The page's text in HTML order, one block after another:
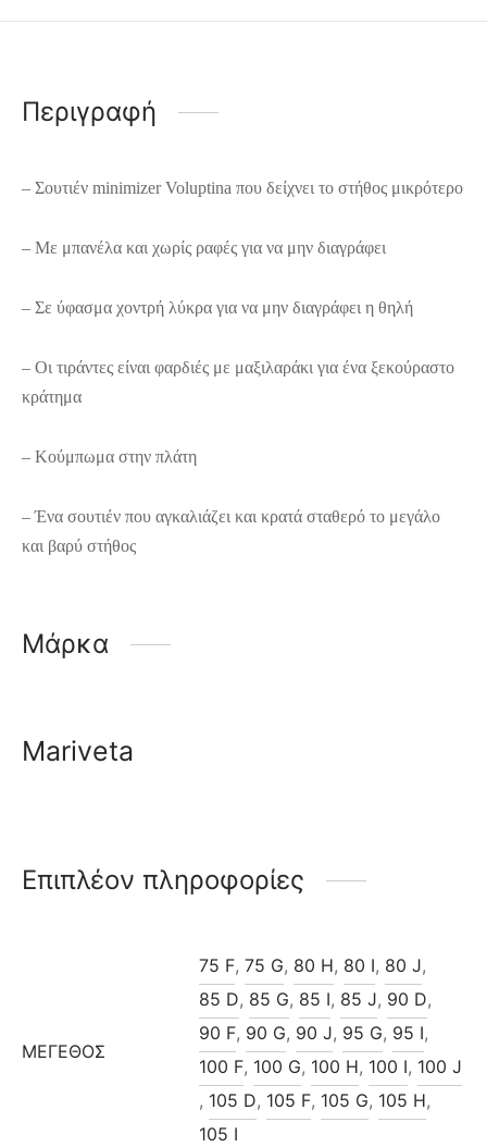
Περιγραφή
– Σουτιέν minimizer Voluptina που δείχνει το στήθος μικρότερο
– Με μπανέλα και χωρίς ραφές για να μην διαγράφει
– Σε ύφασμα χοντρή λύκρα για να μην διαγράφει η θηλή
– Οι τιράντες είναι φαρδιές με μαξιλαράκι για ένα ξεκούραστο
κράτημα
– Κούμπωμα στην πλάτη
– Ένα σουτιέν που αγκαλιάζει και κρατά σταθερό το μεγάλο
και βαρύ στήθος
Μάρκα
Mariveta
Επιπλέον πληροφορίες
ΜΈΓΕΘΟΣ
75 F, 75 G, 80 H, 80 I, 80 J,
85 D, 85 G, 85 I, 85 J, 90 D,
90 F, 90 G, 90 J, 95 G, 95 I,
100 F, 100 G, 100 H, 100 I, 100 J
, 105 D, 105 F, 105 G, 105 H,
105 I